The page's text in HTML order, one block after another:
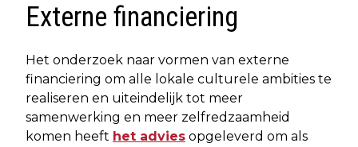
Externe financiering
Het onderzoek naar vormen van externe
financiering om alle lokale culturele ambities te
realiseren en uiteindelijk tot meer
samenwerking en meer zelfredzaamheid
komen heeft het advies opgeleverd om als